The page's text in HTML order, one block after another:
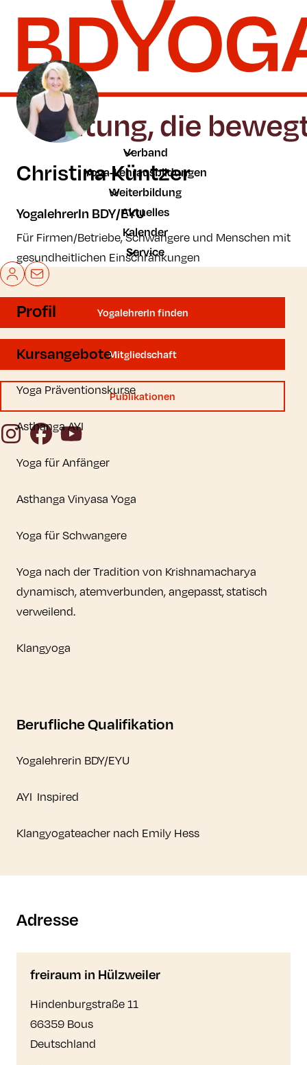
Zum Hauptinhalt der Seite springen
Zur Startseite navigieren
Verband
Yoga-Lehrausbildungen
Weiterbildung
Aktuelles
Kalender
Service
Mein BDYoga
Kontakt
YogalehrerIn finden
Mitgliedschaft
Publikationen
InstagramFacebook
YouTube
Christina Küntzer
YogalehrerIn BDY/EYU
Für Firmen/Betriebe, Schwangere und Menschen mit
gesundheitlichen Einschränkungen
Profil
Kursangebote
Yoga Präventionskurse
Asthanga AYI
Yoga für Anfänger
Asthanga Vinyasa Yoga
Yoga für Schwangere
Yoga nach der Tradition von Krishnamacharya
dynamisch, atemverbunden, angepasst, statisch
verweilend.
Klangyoga
Berufliche Qualifikation
Yogalehrerin BDY/EYU
AYI Inspired
Klangyogateacher nach Emily Hess
Adresse
freiraum in Hülzweiler
Hindenburgstraße 11
66359 Bous
Deutschland